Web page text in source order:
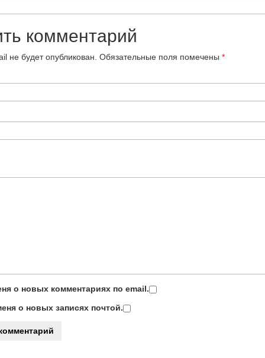
комментарий
не будет опубликован. Обязательные поля помечены *
о новых комментариях по email.
о новых записях почтой.